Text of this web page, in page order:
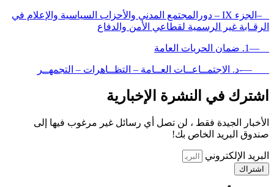
–الجزء IX – دورالمجتمع المدني والأحزاب السياسية والإعلام في
الرقـابة غير الرسمية لقطاعي الأمن والدفاع
—1. ضمان الحريات العامة
—-د. الاجتمــاعــات العــامة – التظــاهرات – التجمهــر
اشترك في النشرة الإخبارية
الأخبار الجيدة فقط ، لن تصل أي رسائل غير مرغوب فيها إلى
صندوق البريد الخاص بك!
البريد الإلكتروني
اشتراك